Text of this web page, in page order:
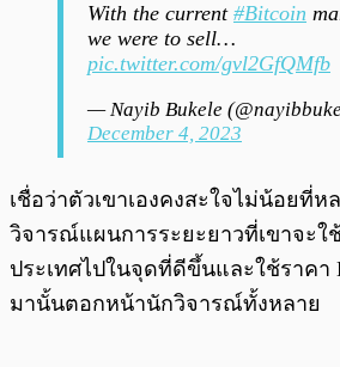
With the current #Bitcoin
we were to sell…
pic.twitter.com/gvl2GfQMfb
— Nayib Bukele
December 4, 2023
เชื่อว่าตัวเขาเองคงสะใจไม่น้อยที่
วิจารณ์แผนการระยะยาวที่เขาจะใ
ประเทศไปในจุดที่ดีขึ้นและใช้ราคา
มานั้นตอกหน้านักวิจารณ์ทั้งหลาย